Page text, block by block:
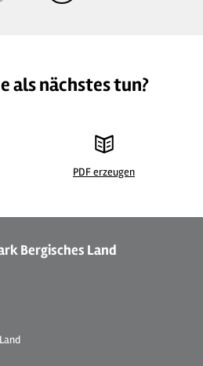
als nächstes tun?
PDF erzeugen
Bergisches Land